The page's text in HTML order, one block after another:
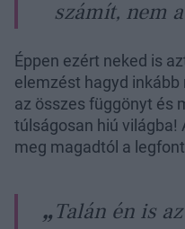
számít, nem
Éppen ezért neked is
elemzést hagyd inkább
az összes függönyt és
túlságosan hiú világba!
meg magadtól a
Talán én is